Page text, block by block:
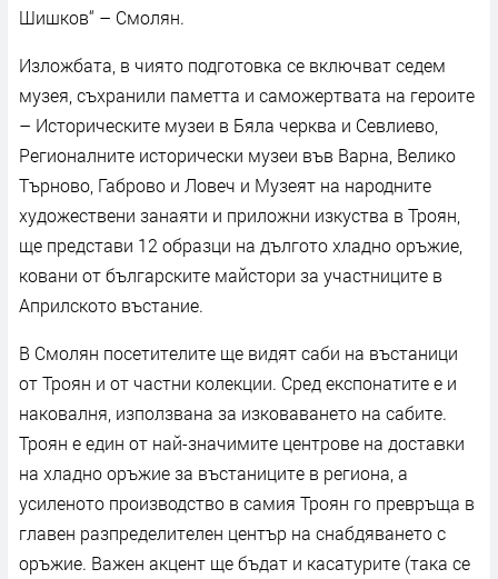
Шишков“ – Смолян.
Изложбата, в чиято подготовка се включват седем
музея, съхранили паметта и саможертвата на героите
– Историческите музеи в Бяла черква и Севлиево,
Регионалните исторически музеи във Варна, Велико
Търново, Габрово и Ловеч и Музеят на народните
художествени занаяти и приложни изкуства в Троян,
ще представи 12 образци на дългото хладно оръжие,
ковани от българските майстори за участниците в
Априлското въстание.
В Смолян посетителите ще видят саби на въстаници
от Троян и от частни колекции. Сред експонатите е и
наковалня, използвана за изковаването на сабите.
Троян е един от най-значимите центрове на доставки
на хладно оръжие за въстаниците в региона, а
усиленото производство в самия Троян го превръща в
главен разпределителен център на снабдяването с
оръжие. Важен акцент ще бъдат и касатурите (така се